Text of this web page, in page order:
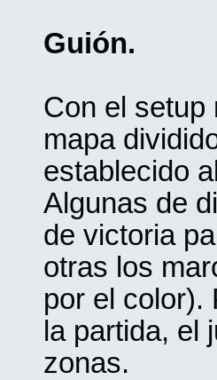
Guión.
Con el setup
mapa
establecido
Algunas de
de victoria
otras los
por el color).
la partida, el
zonas.